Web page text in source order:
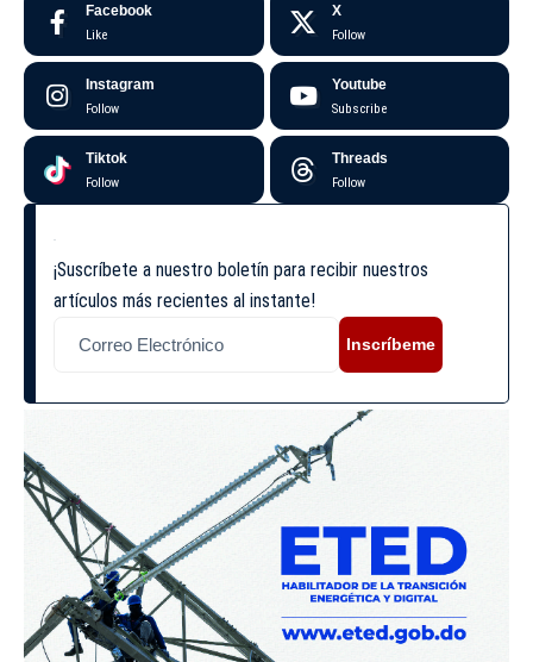
Facebook
Like
X
Follow
Instagram
Follow
Youtube
Subscribe
Tiktok
Follow
Threads
Follow
¡Suscríbete a nuestro boletín para recibir nuestros
artículos más recientes al instante!
Inscríbeme